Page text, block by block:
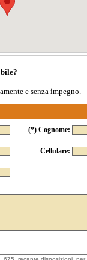
e senza impegno.
(*) Cognome:
Cellulare: